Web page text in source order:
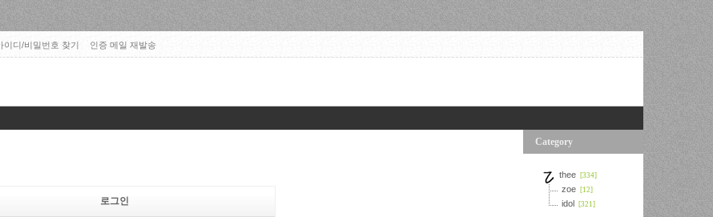
이디/비밀번호 찾기 인증 메일 재발송
로그인
Category
thee [334]
zoe [12]
idol [321]